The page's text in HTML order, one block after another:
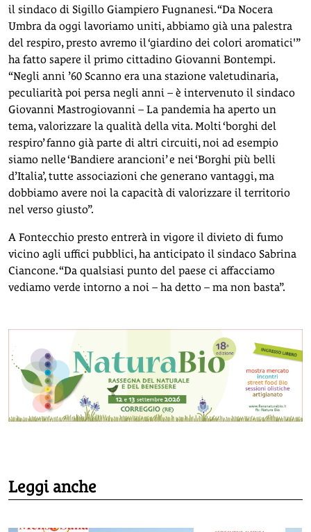
il sindaco di Sigillo Giampiero Fugnanesi. “Da Nocera
Umbra da oggi lavoriamo uniti, abbiamo già una palestra
del respiro, presto avremo il ‘giardino dei colori aromatici'”
ha fatto sapere il primo cittadino Giovanni Bontempi.
“Negli anni ’60 Scanno era una stazione valetudinaria,
peculiarità poi persa negli anni – è intervenuto il sindaco
Giovanni Mastrogiovanni – La pandemia ha aperto un
tema, valorizzare la qualità della vita. Molti ‘borghi del
respiro’ fanno già parte di altri circuiti, noi ad esempio
siamo nelle ‘Bandiere arancioni’ e nei ‘Borghi più belli
d’Italia’, tutte associazioni che generano vantaggi, ma
dobbiamo avere noi la capacità di valorizzare il territorio
nel verso giusto”.
A Fontecchio presto entrerà in vigore il divieto di fumo
vicino agli uffici pubblici, ha anticipato il sindaco Sabrina
Ciancone. “Da qualsiasi punto del paese ci affacciamo
vediamo verde intorno a noi – ha detto – ma non basta”.
Leggi anche